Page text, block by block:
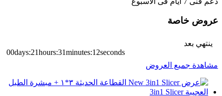
عروض خاصة
ينتهي بعد
00days:21hours:31minutes:11seconds
مشاهدة جميع العروض